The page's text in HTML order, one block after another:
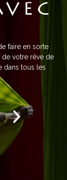
faire en sorte
de votre rêve de
dans tous les